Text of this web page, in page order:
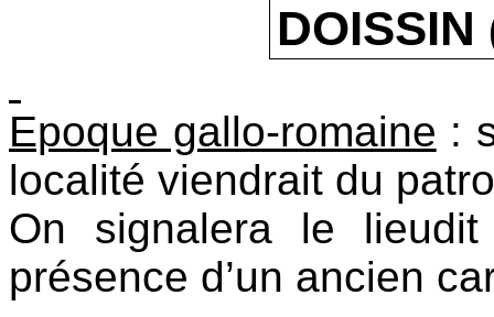
DOISSIN
Epoque gallo-romaine :
localité viendrait du
On signalera le
présence d’un ancien